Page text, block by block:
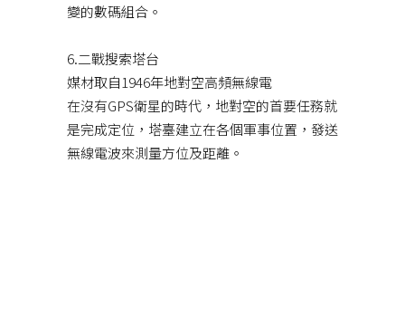
變的數碼組合。
6.二戰搜索塔台
媒材取自1946年地對空高頻無線電
在沒有GPS衛星的時代，地對空的首要任務就
是完成定位，塔臺建立在各個軍事位置，發送
無線電波來測量方位及距離。